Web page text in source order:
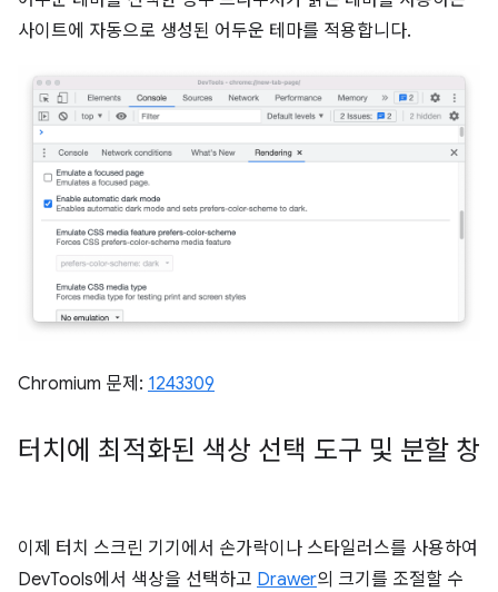
사이트에 자동으로 생성된 어두운 테마를 적용합니다.
Chromium 문제: 1243309
터치에 최적화된 색상 선택 도구 및 분할 창
이제 터치 스크린 기기에서 손가락이나 스타일러스를 사용하여
DevTools에서 색상을 선택하고 Drawer의 크기를 조절할 수